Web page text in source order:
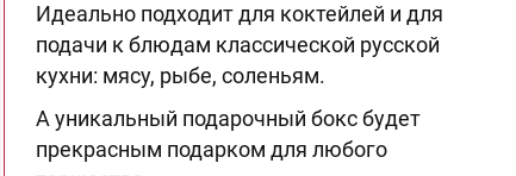
Идеально подходит для коктейлей и для
подачи к блюдам классической русской
кухни: мясу, рыбе, соленьям.
А уникальный подарочный бокс будет
прекрасным подарком для любого